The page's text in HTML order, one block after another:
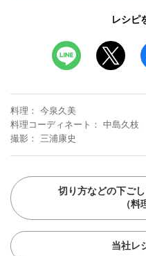
レシピ
料理
今泉久美
料理コーディネート
中島久枝
撮影
三浦康史
切り方などの下ご
（料
当社レ